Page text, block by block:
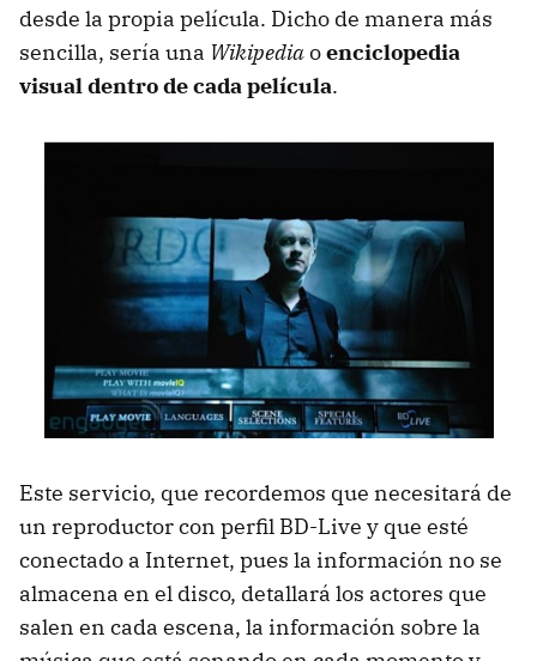
desde la propia película. Dicho de manera más
sencilla, sería una Wikipediaoenciclopedia
visual dentro de cada película.
Este servicio, que recordemos que necesitará de
un reproductor con perfil BD-Live y que esté
conectado a Internet, pues la información no se
almacena en el disco, detallará los actores que
salen en cada escena, la información sobre la